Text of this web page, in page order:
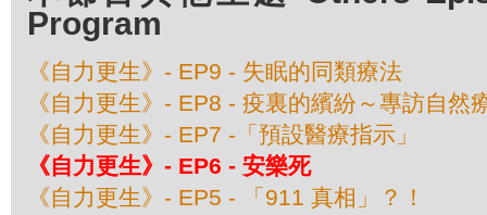
Program
《自力更生》- EP9 - 失眠的同類療法
《自力更生》- EP8 - 疫裏的繽紛～專訪自然
《自力更生》- EP7 -「預設醫療指示」
《自力更生》- EP6 - 安樂死
《自力更生》- EP5 - 「911 真相」？！